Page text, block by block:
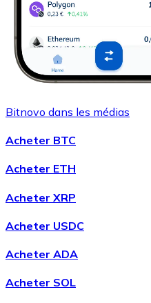
Bitnovo dans les médias
Acheter BTC
Acheter ETH
Acheter XRP
Acheter USDC
Acheter ADA
Acheter SOL